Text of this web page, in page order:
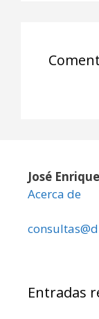
José
Acerca de
Entradas